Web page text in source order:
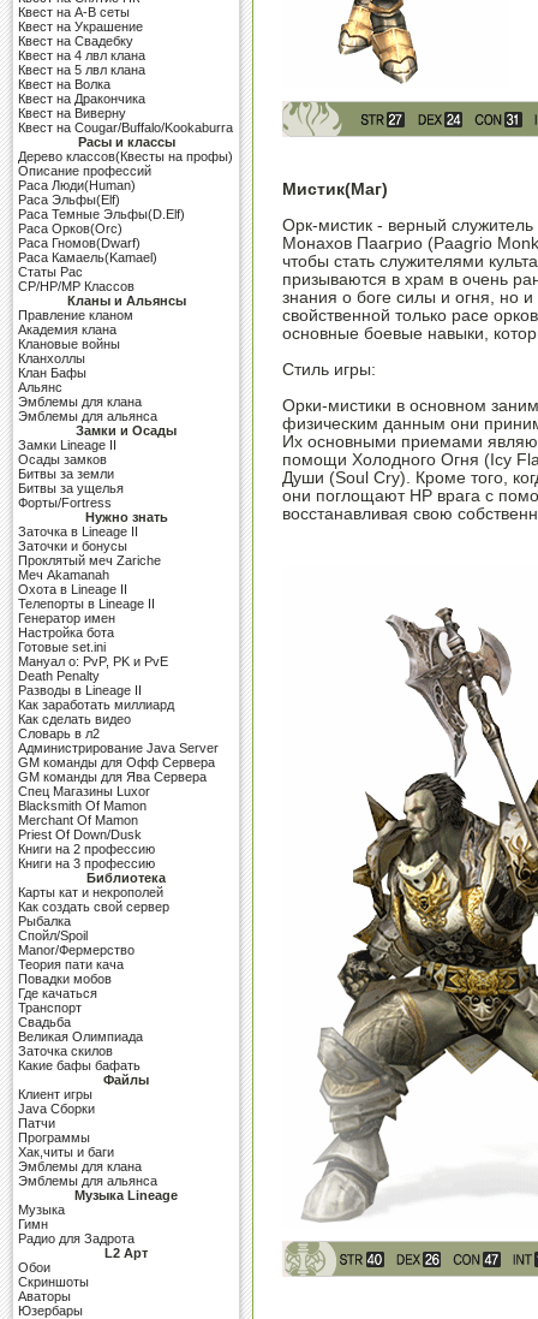
Квест на A-B сеты
Квест на Украшение
Квест на Свадебку
Квест на 4 лвл клана
Квест на 5 лвл клана
Квест на Волка
Квест на Дракончика
Квест на Виверну
Квест на Cougar/Buffalo/Kookaburra
Расы и классы
Дерево классов(Квесты на профы)
Описание профессий
Раса Люди(Human)
Раса Эльфы(Elf)
Раса Темные Эльфы(D.Elf)
Раса Орков(Orc)
Раса Гномов(Dwarf)
Раса Камаель(Kamael)
Cтаты Рас
CP/HP/MP Классов
Кланы и Альянсы
Правление кланом
Академия клана
Клановые войны
Кланхоллы
Клан Бафы
Альянс
Эмблемы для клана
Эмблемы для альянса
Замки и Осады
Замки Lineage II
Осады замков
Битвы за земли
Битвы за ущелья
Форты/Fortress
Нужно знать
Заточка в Lineage II
Заточки и бонусы
Проклятый меч Zariche
Меч Akamanah
Охота в Lineage II
Телепорты в Lineage II
Генератор имен
Настройка бота
Готовые set.ini
Мануал о: PvP, PK и PvE
Death Penalty
Разводы в Lineage II
Как заработать миллиард
Как сделать видео
Словарь в л2
Администрирование Java Server
GM команды для Офф Сервера
GM команды для Ява Сервера
Cпец Магазины Luxor
Blacksmith Of Mamon
Merchant Of Mamon
Priest Of Down/Dusk
Книги на 2 профессию
Книги на 3 профессию
Библиотека
Карты кат и некрополей
Как создать свой сервер
Рыбалка
Спойл/Spoil
Manor/Фермерство
Теория пати кача
Повадки мобов
Где качаться
Транспорт
Свадьба
Великая Олимпиада
Заточка скилов
Какие бафы бафать
Файлы
Клиент игры
Java Сборки
Патчи
Программы
Хак,читы и баги
Эмблемы для клана
Эмблемы для альянса
Музыка Lineage
Музыка
Гимн
Радио для Задрота
L2 Арт
Обои
Скриншоты
Аваторы
Юзербары
Мистик(Маг)
Орк-мистик - верный
Монахов Паагрио (Paagrio
чтобы стать служителями
призываются в храм в очень
знания о боге силы и огня, но
свойственной только расе
основные боевые навыки,
Стиль игры:
Орки-мистики в основном
физическим данным они
Их основными приемами
помощи Холодного Огня (Icy
Души (Soul Cry). Кроме того,
они поглощают HP врага с
восстанавливая свою